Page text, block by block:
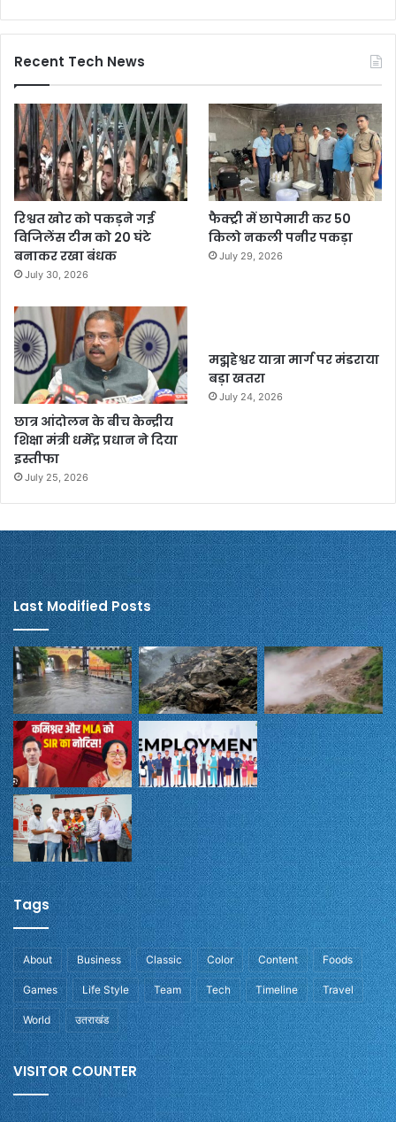
Recent Tech News
रिश्वत खोर को पकड़ने गई
विजिलेंस टीम को 20 घंटे
बनाकर रखा बंधक
July 30, 2026
फैक्ट्री में छापेमारी कर 50
किलो नकली पनीर पकड़ा
July 29, 2026
छात्र आंदोलन के बीच केन्द्रीय
शिक्षा मंत्री धर्मेंद्र प्रधान ने दिया
इस्तीफा
July 25, 2026
मद्महेश्वर यात्रा मार्ग पर मंडराया
बड़ा खतरा
July 24, 2026
Last Modified Posts
Tags
About Business Classic Color Content Foods
Games Life Style Team Tech Timeline Travel
World उतराखंड
VISITOR COUNTER